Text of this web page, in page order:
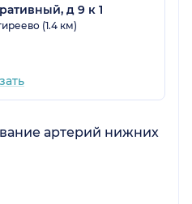
д 9 к 1
(1.4 км)
артерий нижних